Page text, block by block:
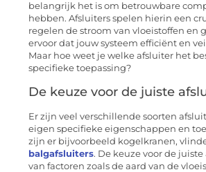
belangrijk het is om betrouwbare
hebben. Afsluiters spelen hierin een
regelen de stroom van vloeistoffen en
ervoor dat jouw systeem efficiënt en
Maar hoe weet je welke afsluiter het
specifieke toepassing?
De keuze voor de juiste
Er zijn veel verschillende soorten
eigen specifieke eigenschappen en
zijn er bijvoorbeeld kogelkranen,
balgafsluiters. De keuze voor de
van factoren zoals de aard van de